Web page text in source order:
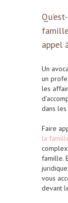
appel
Un
un
les
dans
Faire
la
famille.
vous
devant